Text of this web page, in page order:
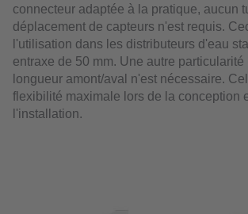
connecteur adaptée à la pratique, aucun
déplacement de capteurs n'est requis.
l'utilisation dans les distributeurs d'eau
entraxe de 50 mm. Une autre particularité
longueur amont/aval n'est nécessaire.
flexibilité maximale lors de la conception
l'installation.